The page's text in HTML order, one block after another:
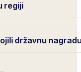
regiji
državnu